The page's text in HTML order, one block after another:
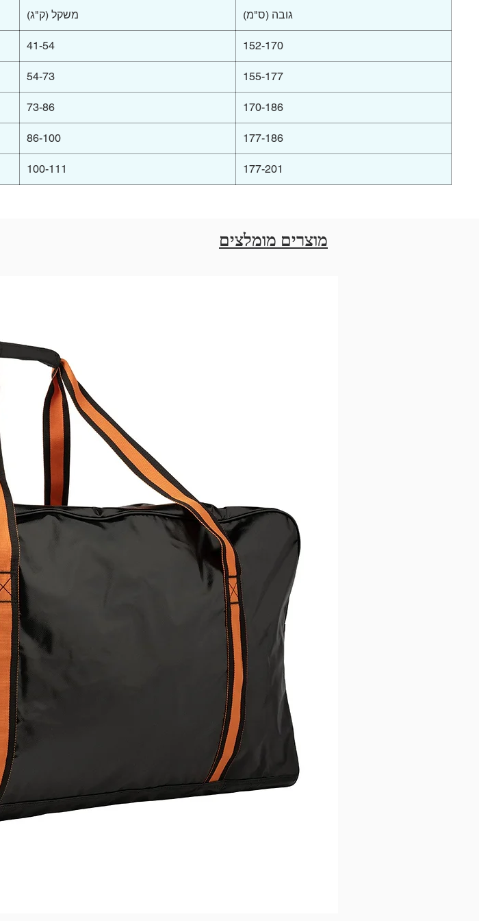
גובה (ס"מ) משקל (ק"ג)
152-170
41-54
155-177
54-73
170-186
73-86
177-186
86-100
177-201
100-111
מוצרים מומלצים